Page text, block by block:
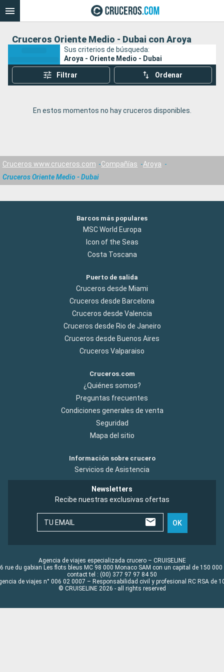
Cruceros Oriente Medio - Dubai con Aroya
Sus criterios de búsqueda:
Aroya - Oriente Medio - Dubai
Filtrar Ordenar
En estos momentos no hay cruceros disponibles.
Cruceros www.cruceros.com Compañías
Aroya
Cruceros Oriente Medio - Dubai
Barcos más populares
MSC World Europa
Icon of the Seas
Costa Toscana
Puerto de salida
Cruceros desde Miami
Cruceros desde Barcelona
Cruceros desde Valencia
Cruceros desde Rio de Janeiro
Cruceros desde Buenos Aires
Cruceros Valparaiso
Cruceros.com
¿Quiénes somos?
Preguntas frecuentes
Condiciones generales de venta
Seguridad
Mapa del sitio
Información sobre crucero
Servicios de Asistencia
Newsletters
Recibe nuestras exclusivas ofertas
TU EMAIL OK
Agencia de viajes especializada crucero – CRUISELINE
rue du gabian Les flots bleus MC 98 000 Monaco SAM con un capital de 150 000
contact tel : (00) 377 97 97 84 50
de viajes n° 006 02 0007 – Responsabilidad civil y profesional RC RSA de
© CRUISELINE 2026 - all rights reserved